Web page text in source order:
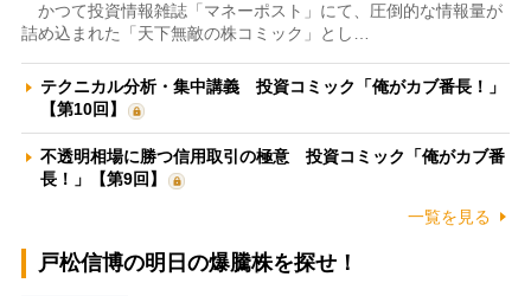
かつて投資情報雑誌「マネーポスト」にて、圧倒的な情報量が
詰め込まれた「天下無敵の株コミック」とし…
テクニカル分析・集中講義 投資コミック「俺がカブ番長！」
【第10回】
不透明相場に勝つ信用取引の極意 投資コミック「俺がカブ番
長！」【第9回】
一覧を見る
戸松信博の明日の爆騰株を探せ！